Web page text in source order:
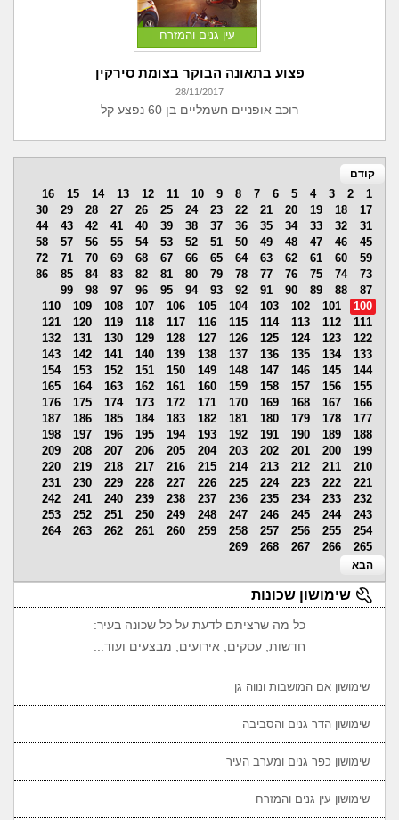
עין גנים והמזרח
פצוע בתאונה הבוקר בצומת סירקין
28/11/2017
רוכב אופניים חשמליים בן 60 נפצע קל
קודם
1
2
3
4
5
6
7
8
9
10
11
12
13
14
15
16
17
18
19
20
21
22
23
24
25
26
27
28
29
30
31
32
33
34
35
36
37
38
39
40
41
42
43
44
45
46
47
48
49
50
51
52
53
54
55
56
57
58
59
60
61
62
63
64
65
66
67
68
69
70
71
72
73
74
75
76
77
78
79
80
81
82
83
84
85
86
87
88
89
90
91
92
93
94
95
96
97
98
99
100
101
102
103
104
105
106
107
108
109
110
111
112
113
114
115
116
117
118
119
120
121
122
123
124
125
126
127
128
129
130
131
132
133
134
135
136
137
138
139
140
141
142
143
144
145
146
147
148
149
150
151
152
153
154
155
156
157
158
159
160
161
162
163
164
165
166
167
168
169
170
171
172
173
174
175
176
177
178
179
180
181
182
183
184
185
186
187
188
189
190
191
192
193
194
195
196
197
198
199
200
201
202
203
204
205
206
207
208
209
210
211
212
213
214
215
216
217
218
219
220
221
222
223
224
225
226
227
228
229
230
231
232
233
234
235
236
237
238
239
240
241
242
243
244
245
246
247
248
249
250
251
252
253
254
255
256
257
258
259
260
261
262
263
264
265
266
267
268
269
הבא
שימושון שכונות
כל מה שרציתם לדעת על כל שכונה בעיר:
חדשות, עסקים, אירועים, מבצעים ועוד...
שימושון אם המושבות ונווה גן
שימושון הדר גנים והסביבה
שימושון כפר גנים ומערב העיר
שימושון עין גנים והמזרח